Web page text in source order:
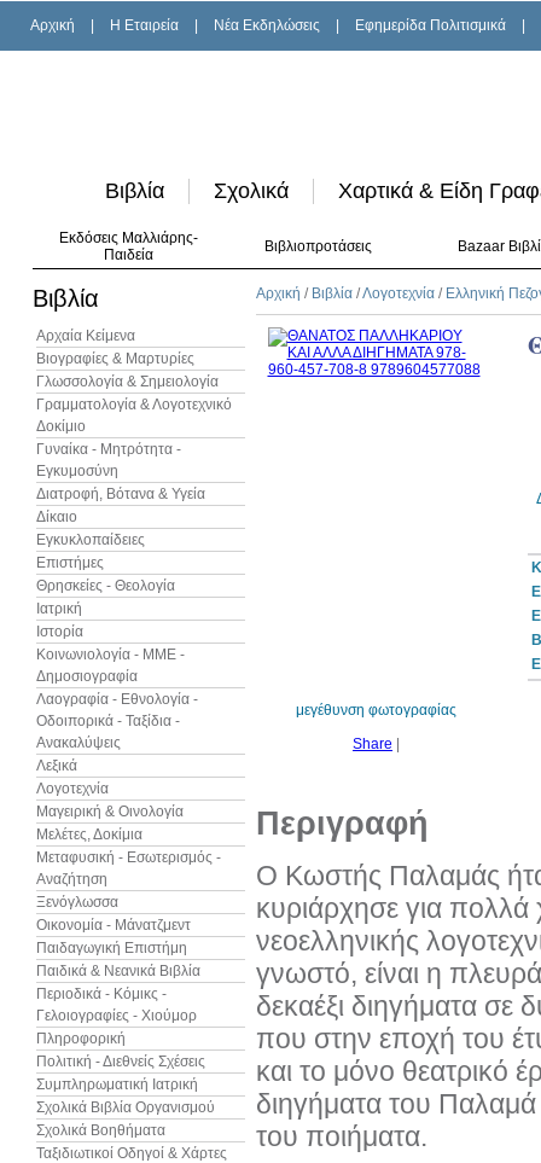
Αρχική H Εταιρεία Νέα Εκδηλώσεις Εφημερίδα Πολιτισμικά
Βιβλία Σχολικά Χαρτικά & Είδη
Εκδόσεις Μαλλιάρης-
Παιδεία
Βιβλιοπροτάσεις Bazaar
Βιβλία
Αρχαία Κείμενα
Βιογραφίες & Μαρτυρίες
Γλωσσολογία & Σημειολογία
Γραμματολογία & Λογοτεχνικό
Δοκίμιο
Γυναίκα - Μητρότητα -
Εγκυμοσύνη
Διατροφή, Βότανα & Υγεία
Δίκαιο
Εγκυκλοπαίδειες
Επιστήμες
Θρησκείες - Θεολογία
Ιατρική
Ιστορία
Κοινωνιολογία - ΜΜΕ -
Δημοσιογραφία
Λαογραφία - Εθνολογία -
Οδοιπορικά - Ταξίδια -
Ανακαλύψεις
Λεξικά
Λογοτεχνία
Μαγειρική & Οινολογία
Μελέτες, Δοκίμια
Μεταφυσική - Εσωτερισμός -
Αναζήτηση
Ξενόγλωσσα
Οικονομία - Μάνατζμεντ
Παιδαγωγική Επιστήμη
Παιδικά & Νεανικά Βιβλία
Περιοδικά - Κόμικς -
Γελοιογραφίες - Χιούμορ
Πληροφορική
Πολιτική - Διεθνείς Σχέσεις
Συμπληρωματική Ιατρική
Σχολικά Βιβλία Οργανισμού
Σχολικά Βοηθήματα
Ταξιδιωτικοί Οδηγοί & Χάρτες
Αρχική / Βιβλία /Λογοτεχνία / Ελληνική
μεγέθυνση φωτογραφίας
Share
Περιγραφή
Ο Κωστής Παλαμάς
κυριάρχησε για
νεοελληνικής
γνωστό, είναι η
δεκαέξι διηγήματα σε
που στην εποχή του
και το μόνο θεατρικό
διηγήματα του Παλαμά
του ποιήματα.